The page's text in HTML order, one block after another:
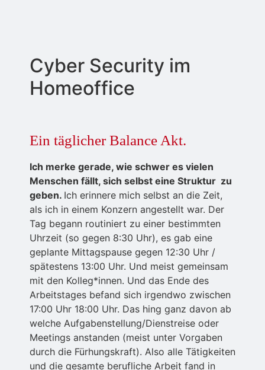
Cyber Security im
Homeoffice
Ein täglicher Balance Akt.
Ich merke gerade, wie schwer es vielen
Menschen fällt, sich selbst eine Struktur zu
geben. Ich erinnere mich selbst an die Zeit,
als ich in einem Konzern angestellt war. Der
Tag begann routiniert zu einer bestimmten
Uhrzeit (so gegen 8:30 Uhr), es gab eine
geplante Mittagspause gegen 12:30 Uhr /
spätestens 13:00 Uhr. Und meist gemeinsam
mit den Kolleg*innen. Und das Ende des
Arbeitstages befand sich irgendwo zwischen
17:00 Uhr 18:00 Uhr. Das hing ganz davon ab
welche Aufgabenstellung/Dienstreise oder
Meetings anstanden (meist unter Vorgaben
durch die Fürhungskraft). Also alle Tätigkeiten
und die gesamte berufliche Arbeit fand in